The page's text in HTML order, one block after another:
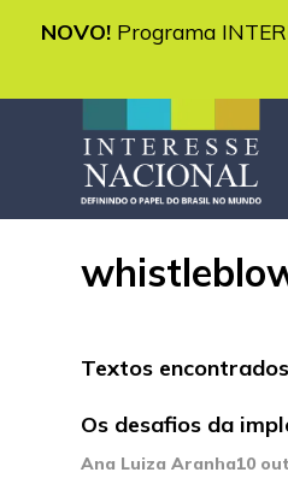
NOVO! Programa
Textos encontrados
Os desafios da
Ana Luiza Aranha10